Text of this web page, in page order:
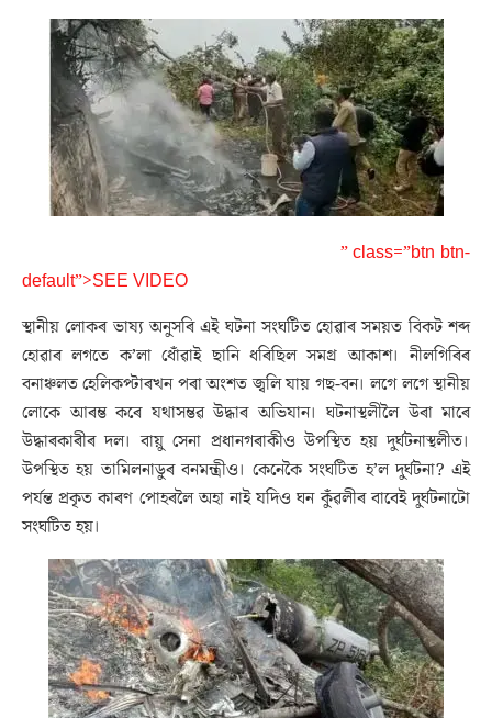
” class=”btn btn-
default”>SEE VIDEO
স্থানীয় লোকৰ ভাষ্য অনুসৰি এই ঘটনা সংঘটিত হোৱাৰ সময়ত বিকট শব্দ
হোৱাৰ লগতে ক’লা ধোঁৱাই ছানি ধৰিছিল সমগ্ৰ আকাশ। নীলগিৰিৰ
বনাঞ্চলত হেলিকপ্টাৰখন পৰা অংশত জ্বলি যায় গছ-বন। লগে লগে স্থানীয়
লোকে আৰম্ভ কৰে যথাসম্ভৱ উদ্ধাৰ অভিযান। ঘটনাস্থলীলৈ উৰা মাৰে
উদ্ধাৰকাৰীৰ দল। বায়ু সেনা প্ৰধানগৰাকীও উপস্থিত হয় দুৰ্ঘটনাস্থলীত।
উপস্থিত হয় তামিলনাডুৰ বনমন্ত্ৰীও। কেনেকৈ সংঘটিত হ’ল দুৰ্ঘটনা? এই
পৰ্যন্ত প্ৰকৃত কাৰণ পোহৰলৈ অহা নাই যদিও ঘন কুঁৱলীৰ বাবেই দুৰ্ঘটনাটো
সংঘটিত হয়।